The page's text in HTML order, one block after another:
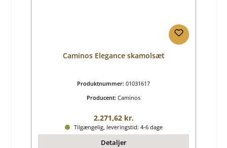
Caminos Elegance skamolsæt
Produktnummer: 01031617
Producent: Caminos
Almindelig pris:
2.271,62 kr.
Tilgængelig, leveringstid: 4-6 dage
Detaljer